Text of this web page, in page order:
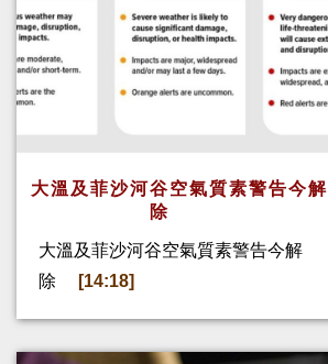
大溫及菲沙河谷空氣質素警告今解
除
大溫及菲沙河谷空氣質素警告今解
除
[14:18]